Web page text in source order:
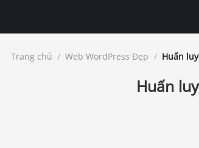
Trang chủ / Web WordPress Đẹp / Huấn
Huấn